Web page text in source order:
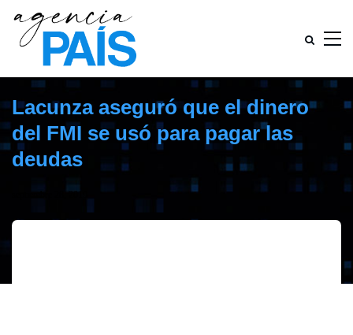
Lacunza aseguró que el dinero
del FMI se usó para pagar las
deudas
septiembre 28, 2019